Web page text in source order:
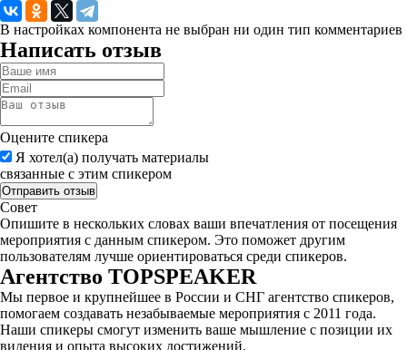
В настройках компонента не выбран ни один тип комментариев
Написать отзыв
Оцените спикера
Я хотел(а) получать материалы
связанные с этим спикером
Совет
Опишите в нескольких словах ваши впечатления от посещения
мероприятия с данным спикером. Это поможет другим
пользователям лучше ориентироваться среди спикеров.
Агентство TOPSPEAKER
Мы первое и крупнейшее в России и СНГ агентство спикеров,
помогаем создавать незабываемые мероприятия с 2011 года.
Наши спикеры смогут изменить ваше мышление с позиции их
видения и опыта высоких достижений.